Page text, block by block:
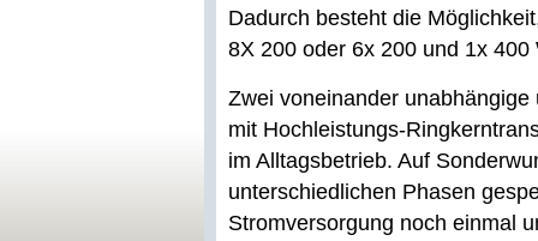
Dadurch besteht die
8X 200 oder 6x 200 und 1x 400
Zwei voneinander
mit Hochleistungs-
im Alltagsbetrieb. Auf
unterschiedlichen Phasen
Stromversorgung noch einmal